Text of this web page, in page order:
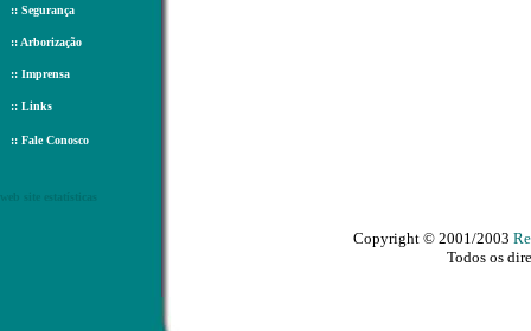
:: Segurança
:: Arborização
:: Imprensa
:: Links
:: Fale Conosco
Copyright © 2001/2003
Todos os